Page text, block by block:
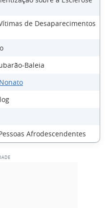
de Desaparecimentos
Baleia
Afrodescendentes